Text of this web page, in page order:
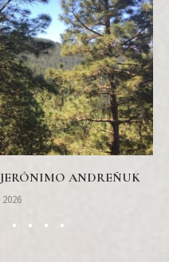
ANDREÑUK